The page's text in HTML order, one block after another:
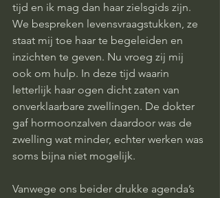
tijd en ik mag dan haar zielsgids zijn.
We bespreken levensvraagstukken, ze
staat mij toe haar te begeleiden en
inzichten te geven. Nu vroeg zij mij
ook om hulp. In deze tijd waarin
letterlijk haar ogen dicht zaten van
onverklaarbare zwellingen. De dokter
gaf hormoonzalven daardoor was de
zwelling wat minder, echter werken was
soms bijna niet mogelijk.
Vanwege ons beider drukke agenda’s